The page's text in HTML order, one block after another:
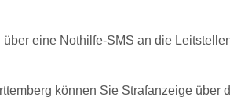
eine Nothilfe-SMS an die
können Sie Strafanzeige